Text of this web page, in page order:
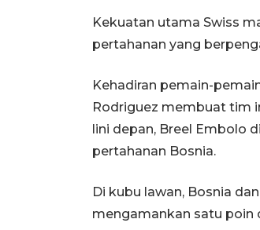
Kekuatan utama Swiss
pertahanan yang
Kehadiran pemain-
Rodriguez membuat tim
lini depan, Breel Embolo
pertahanan Bosnia.
Di kubu lawan, Bosnia
mengamankan satu poin